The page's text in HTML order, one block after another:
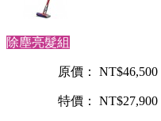
除塵亮髮組
原價： NT$46,500
特價： NT$27,900